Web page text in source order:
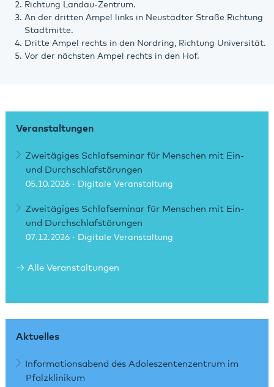
Richtung Landau-Zentrum.
An der dritten Ampel links in Neustädter Straße Richtung
Stadtmitte.
Dritte Ampel rechts in den Nordring, Richtung Universität.
Vor der nächsten Ampel rechts in den Hof.
Veranstaltungen
Zweitägiges Schlafseminar für Menschen mit Ein-
und Durchschlafstörungen
05.10.2026 · Digitale Veranstaltung
Zweitägiges Schlafseminar für Menschen mit Ein-
und Durchschlafstörungen
07.12.2026 · Digitale Veranstaltung
Alle Veranstaltungen
Aktuelles
Informationsabend des Adoleszentenzentrum im
Pfalzklinikum